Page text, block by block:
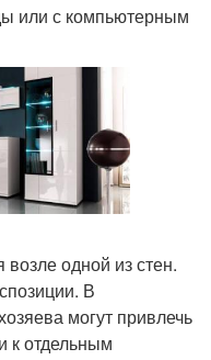
или с компьютерным
одной из стен.
В
могут привлечь
к отдельным